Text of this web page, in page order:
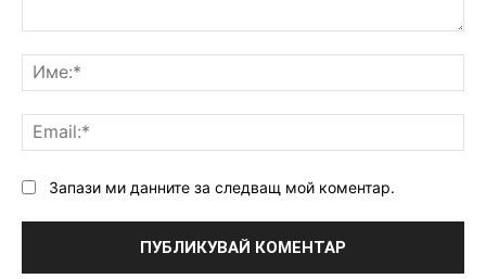
Запази ми данните за следващ мой коментар.